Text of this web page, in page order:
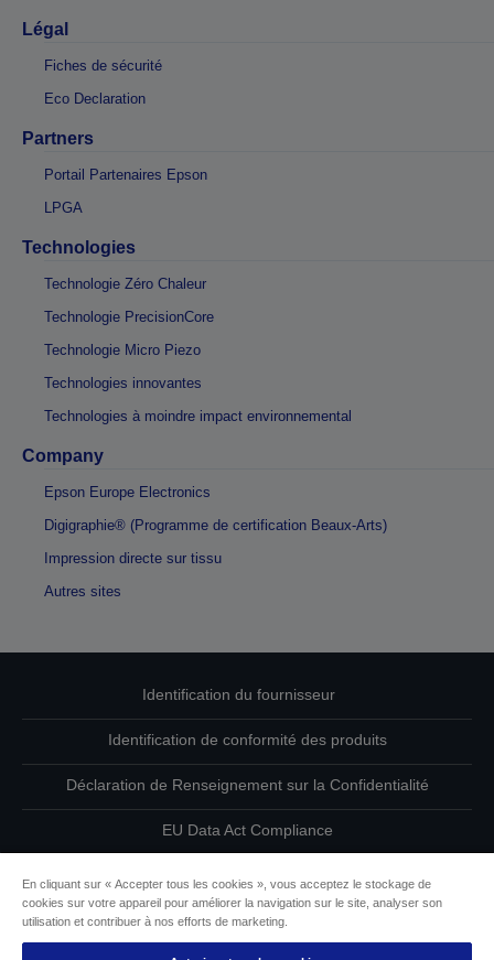
Légal
Fiches de sécurité
Eco Declaration
Partners
Portail Partenaires Epson
LPGA
Technologies
Technologie Zéro Chaleur
Technologie PrecisionCore
Technologie Micro Piezo
Technologies innovantes
Technologies à moindre impact environnemental
Company
Epson Europe Electronics
Digigraphie® (Programme de certification Beaux-Arts)
Impression directe sur tissu
Autres sites
Identification du fournisseur
Identification de conformité des produits
Déclaration de Renseignement sur la Confidentialité
EU Data Act Compliance
Contactez-nous au sujet de vos données
Informations sur les cookies
En cliquant sur « Accepter tous les cookies », vous acceptez le stockage de
cookies sur votre appareil pour améliorer la navigation sur le site, analyser son
utilisation et contribuer à nos efforts de marketing.